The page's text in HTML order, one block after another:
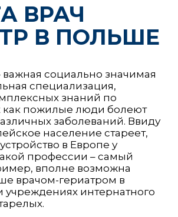
ВРАЧ
В ПОЛЬШЕ
важная социально значимая
специализация,
знаний по
как пожилые люди болеют
заболеваний. Ввиду
население стареет,
в Европе у
профессии – самый
вполне возможна
врачом-гериатром в
учреждениях интернатного